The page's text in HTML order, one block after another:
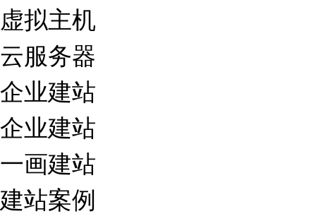
虚拟主机
云服务器
企业建站
企业建站
一画建站
建站案例